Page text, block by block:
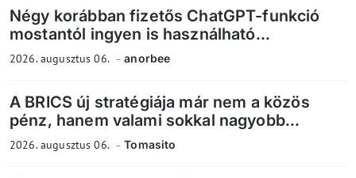
Négy korábban fizetős ChatGPT-funkció
mostantól ingyen is használható...
2026. augusztus 06. anorbee
A BRICS új stratégiája már nem a közös
pénz, hanem valami sokkal nagyobb...
2026. augusztus 06. Tomasito